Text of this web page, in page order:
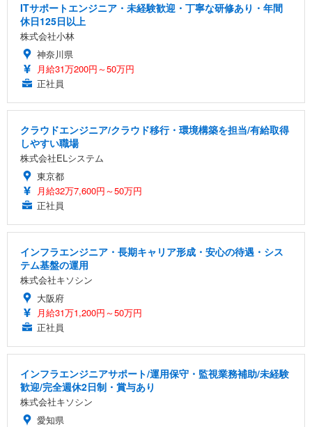
ITサポートエンジニア・未経験歓迎・丁寧な研修あり・年間
休日125日以上
株式会社小林
神奈川県
月給31万200円～50万円
正社員
クラウドエンジニア/クラウド移行・環境構築を担当/有給取得
しやすい職場
株式会社ELシステム
東京都
月給32万7,600円～50万円
正社員
インフラエンジニア・長期キャリア形成・安心の待遇・シス
テム基盤の運用
株式会社キソシン
大阪府
月給31万1,200円～50万円
正社員
インフラエンジニアサポート/運用保守・監視業務補助/未経験
歓迎/完全週休2日制・賞与あり
株式会社キソシン
愛知県